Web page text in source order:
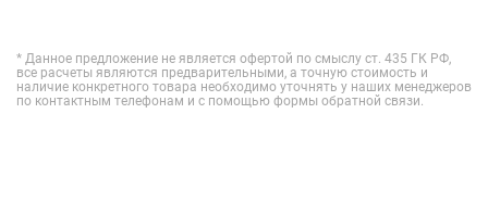
* Данное предложение не является офертой по смыслу ст. 435 ГК РФ,
все расчеты являются предварительными, а точную стоимость и
наличие конкретного товара необходимо уточнять у наших менеджеров
по контактным телефонам и с помощью формы обратной связи.